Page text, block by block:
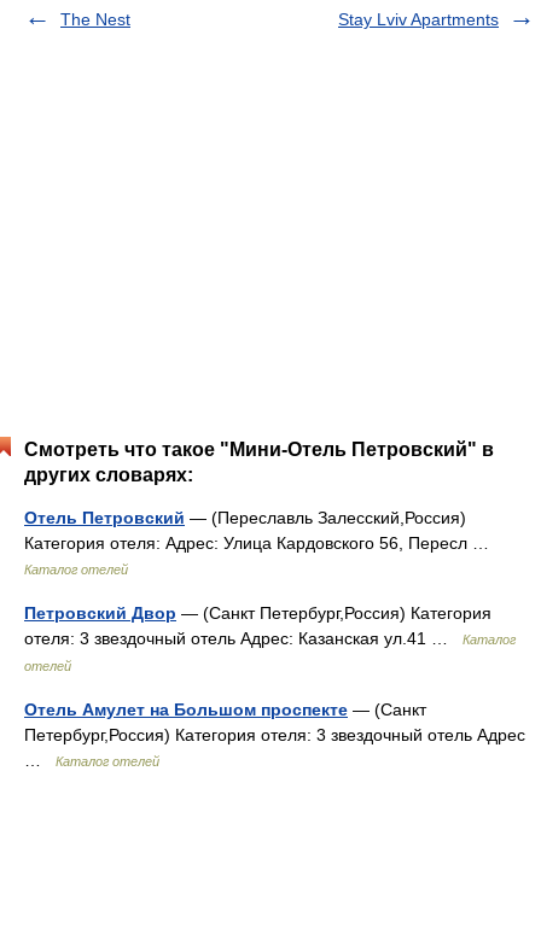
The Nest
Stay Lviv Apartments
Смотреть что такое "Мини-Отель Петровский" в
других словарях:
Отель Петровский — (Переславль Залесский,Россия)
Категория отеля: Адрес: Улица Кардовского 56, Пересл …
Каталог отелей
Петровский Двор — (Санкт Петербург,Россия) Категория
отеля: 3 звездочный отель Адрес: Казанская ул.41 …
Каталог
отелей
Отель Амулет на Большом проспекте — (Санкт
Петербург,Россия) Категория отеля: 3 звездочный отель Адрес
Каталог отелей